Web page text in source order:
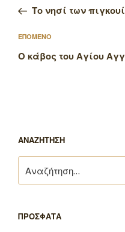
άρθροΤο νησί των
Επόμενο
άρθρο
ΕΠΟΜΕΝΟ
Ο κάβος του Αγίου
ΑΝΑΖΗΤΗΣΗ
για:
ΠΡΟΣΦΑΤΑ